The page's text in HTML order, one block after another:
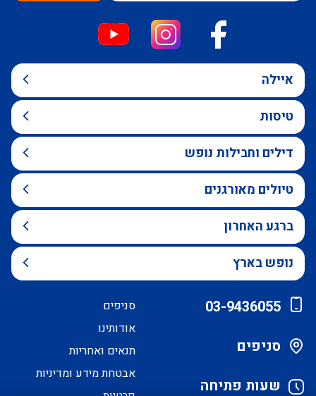
איילה
טיסות
דילים וחבילות נופש
טיולים מאורגנים
ברגע האחרון
נופש בארץ
03-9436055
סניפים
שעות פתיחה
סניפים
אודותינו
תנאים ואחריות
אבטחת מידע ומדיניות